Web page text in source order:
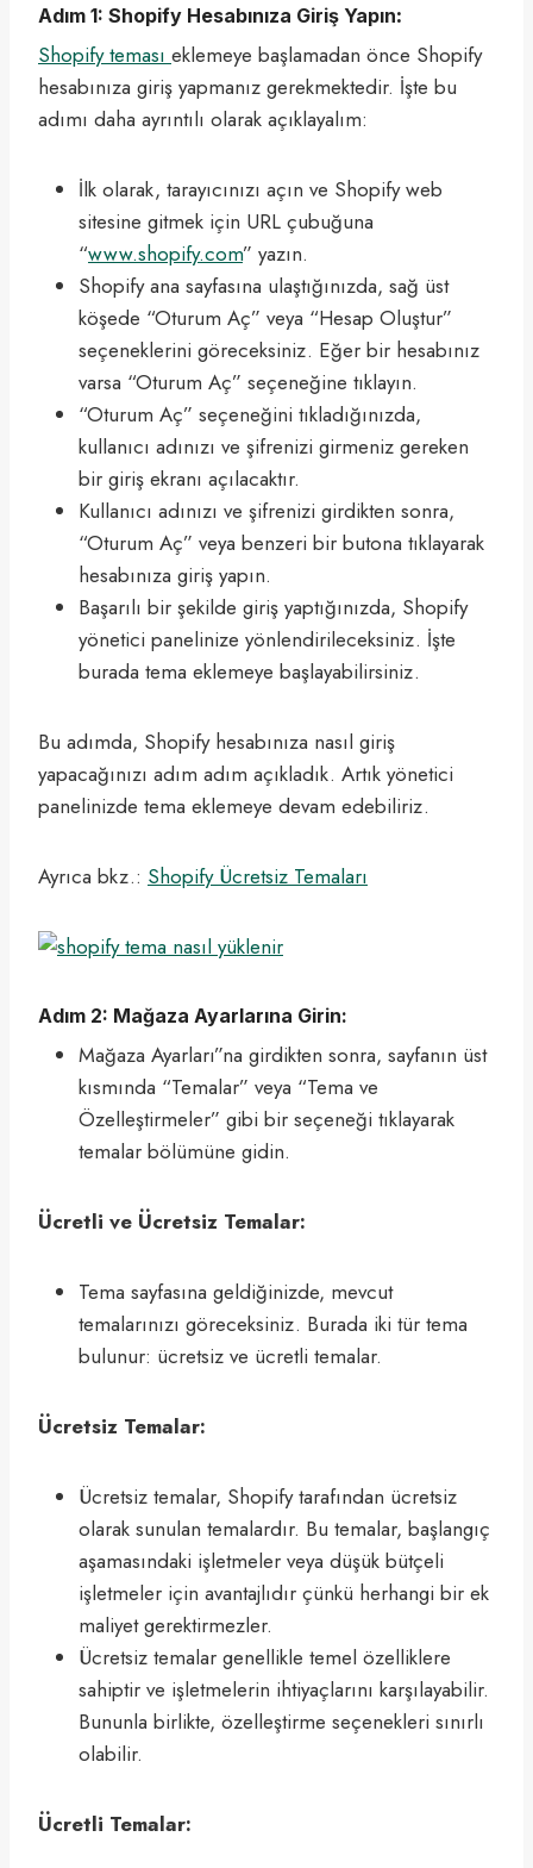
Adım 1: Shopify Hesabınıza Giriş Yapın:
Shopify teması eklemeye başlamadan önce Shopify
hesabınıza giriş yapmanız gerekmektedir. İşte bu
adımı daha ayrıntılı olarak açıklayalım:
İlk olarak, tarayıcınızı açın ve Shopify web
sitesine gitmek için URL çubuğuna
“www.shopify.com” yazın.
Shopify ana sayfasına ulaştığınızda, sağ üst
köşede “Oturum Aç” veya “Hesap Oluştur”
seçeneklerini göreceksiniz. Eğer bir hesabınız
varsa “Oturum Aç” seçeneğine tıklayın.
“Oturum Aç” seçeneğini tıkladığınızda,
kullanıcı adınızı ve şifrenizi girmeniz gereken
bir giriş ekranı açılacaktır.
Kullanıcı adınızı ve şifrenizi girdikten sonra,
“Oturum Aç” veya benzeri bir butona tıklayarak
hesabınıza giriş yapın.
Başarılı bir şekilde giriş yaptığınızda, Shopify
yönetici panelinize yönlendirileceksiniz. İşte
burada tema eklemeye başlayabilirsiniz.
Bu adımda, Shopify hesabınıza nasıl giriş
yapacağınızı adım adım açıkladık. Artık yönetici
panelinizde tema eklemeye devam edebiliriz.
Ayrıca bkz.: Shopify Ücretsiz Temaları
Adım 2: Mağaza Ayarlarına Girin:
Mağaza Ayarları”na girdikten sonra, sayfanın üst
kısmında “Temalar” veya “Tema ve
Özelleştirmeler” gibi bir seçeneği tıklayarak
temalar bölümüne gidin.
Ücretli ve Ücretsiz Temalar:
Tema sayfasına geldiğinizde, mevcut
temalarınızı göreceksiniz. Burada iki tür tema
bulunur: ücretsiz ve ücretli temalar.
Ücretsiz Temalar:
Ücretsiz temalar, Shopify tarafından ücretsiz
olarak sunulan temalardır. Bu temalar, başlangıç
aşamasındaki işletmeler veya düşük bütçeli
işletmeler için avantajlıdır çünkü herhangi bir ek
maliyet gerektirmezler.
Ücretsiz temalar genellikle temel özelliklere
sahiptir ve işletmelerin ihtiyaçlarını karşılayabilir.
Bununla birlikte, özelleştirme seçenekleri sınırlı
olabilir.
Ücretli Temalar: